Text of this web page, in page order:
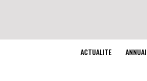
ACTUALITE